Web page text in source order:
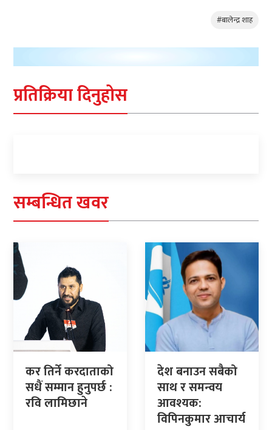
#बालेन्द्र शाह
प्रतिक्रिया दिनुहोस
सम्बन्धित खवर
कर तिर्ने करदाताको
सधैं सम्मान हुनुपर्छ :
रवि लामिछाने
देश बनाउन सबैको
साथ र समन्वय
आवश्यक:
विपिनकुमार आचार्य